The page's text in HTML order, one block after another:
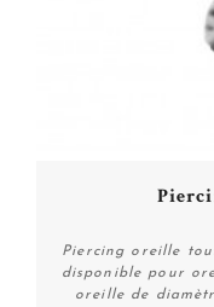
Piercing oreille
disponible pour
oreille de